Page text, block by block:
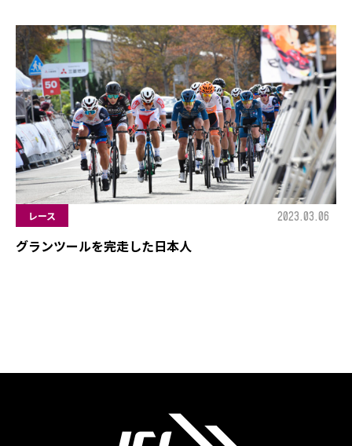
レース 2023.03.06
グランツールを完走した日本人